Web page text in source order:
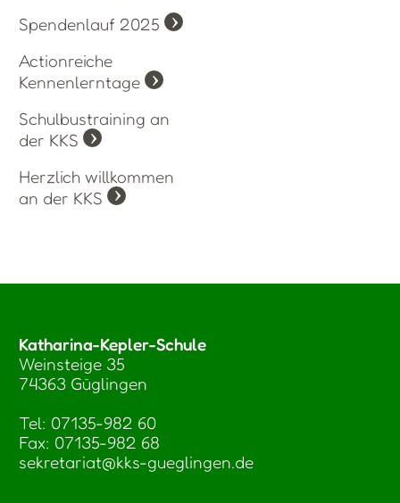
Spendenlauf 2025
Actionreiche
Kennenlerntage
Schulbustraining an
der KKS
Herzlich willkommen
an der KKS
Katharina-Kepler-Schule
Weinsteige 35
74363 Güglingen
Tel: 07135-982 60
Fax: 07135-982 68
sekretariat@kks-gueglingen.de